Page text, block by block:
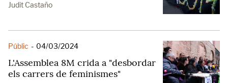
Judit Castaño
Públic - 04/03/2024
L'Assemblea 8M crida a "desbordar
els carrers de feminismes"